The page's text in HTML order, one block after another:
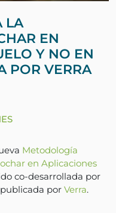
LA
EN
Y NO EN
POR VERRA
Metodología
en Aplicaciones
co-desarrollada por
por Verra.